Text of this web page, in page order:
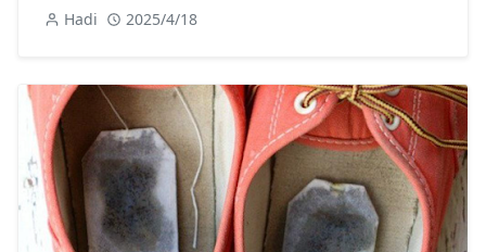
Hadi 2025/4/18